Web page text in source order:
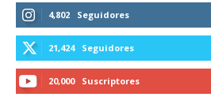
4,802 Seguidores
21,424 Seguidores
20,000 Suscriptores